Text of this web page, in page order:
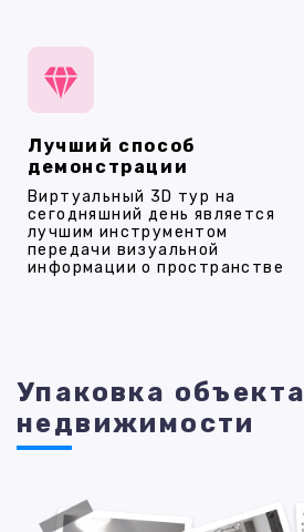
Лучший способ
демонстрации
Виртуальный 3D тур на
сегодняшний день является
лучшим инструментом
передачи визуальной
информации о пространстве
Упаковка объекта
недвижимости